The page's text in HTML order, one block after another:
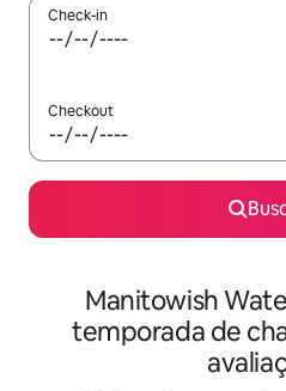
Check-in
Checkout
Manitowish
temporada de